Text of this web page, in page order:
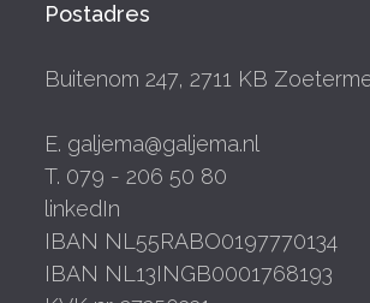
Postadres
Buitenom 247, 2711 KB
E. galjema@galjema.nl
T. 079 - 206 50 80
linkedIn
IBAN NL55RABO0197770134
IBAN NL13INGB0001768193